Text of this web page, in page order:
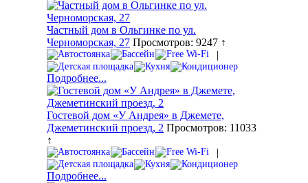
Частный дом в Ольгинке по ул.
Черноморская, 27 Просмотров: 9247 ↑
|
Подробнее...
Гостевой дом «У Андрея» в Джемете,
Джеметинский проезд, 2 Просмотров: 11033
↑
|
Подробнее...